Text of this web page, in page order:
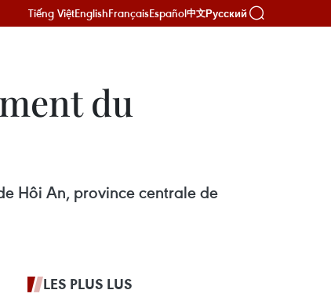
Tiếng ViệtEnglishFrançaisEspañol中文Русский
du
Hôi An, province centrale de
LES PLUS LUS